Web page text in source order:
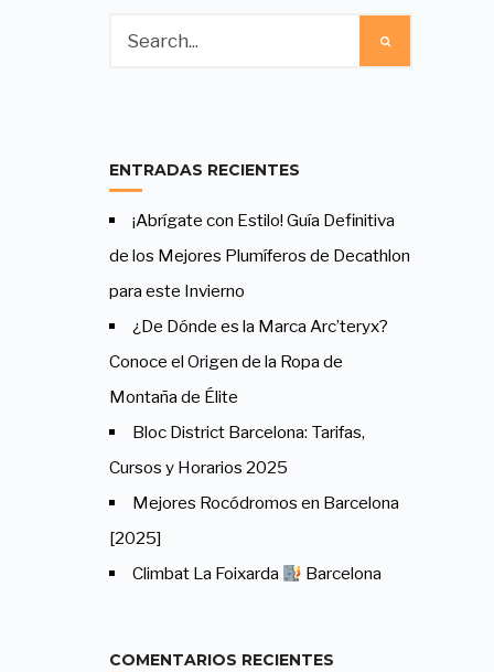
ENTRADAS RECIENTES
¡Abrígate con Estilo! Guía Definitiva
de los Mejores Plumíferos de Decathlon
para este Invierno
¿De Dónde es la Marca Arc’teryx?
Conoce el Origen de la Ropa de
Montaña de Élite
Bloc District Barcelona: Tarifas,
Cursos y Horarios 2025
Mejores Rocódromos en Barcelona
[2025]
Climbat La Foixarda
Barcelona
COMENTARIOS RECIENTES